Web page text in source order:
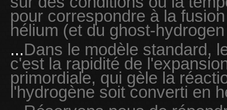
pour correspondre à la
hélium (et du ghost-
...Dans le modèle standard,
c'est la rapidité de
primordiale, qui gèle la
l'hydrogène soit converti en